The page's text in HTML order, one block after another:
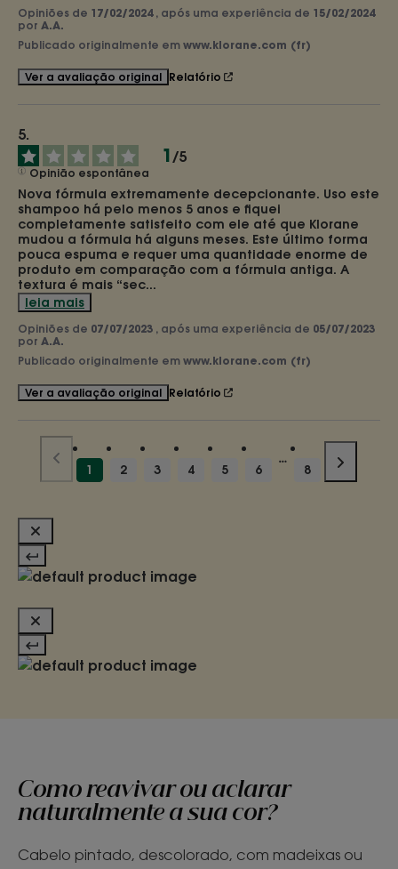
Opiniões de 17/02/2024 , após uma experiência de 15/02/2024
por A.A.
Publicado originalmente em www.klorane.com (fr)
Ver a avaliação original Relatório
1/5
Opinião espontânea
Nova fórmula extremamente decepcionante. Uso este
shampoo há pelo menos 5 anos e fiquei
completamente satisfeito com ele até que Klorane
mudou a fórmula há alguns meses. Este último forma
pouca espuma e requer uma quantidade enorme de
produto em comparação com a fórmula antiga. A
textura é mais “sec...
leia mais
Opiniões de 07/07/2023 , após uma experiência de 05/07/2023
por A.A.
Publicado originalmente em www.klorane.com (fr)
Ver a avaliação original Relatório
1 2 3 4 5 6 8
Como reavivar ou aclarar
naturalmente a sua cor?
Cabelo pintado, descolorado, com madeixas ou